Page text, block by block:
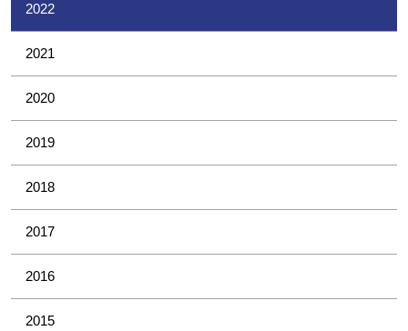
2022
2021
2020
2019
2018
2017
2016
2015